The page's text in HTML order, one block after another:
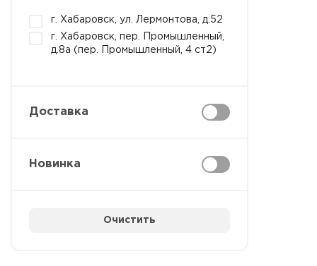
г. Хабаровск, ул. Лермонтова, д.52
г. Хабаровск, пер. Промышленный,
д.8а (пер. Промышленный, 4 ст2)
Доставка
Новинка
Очистить